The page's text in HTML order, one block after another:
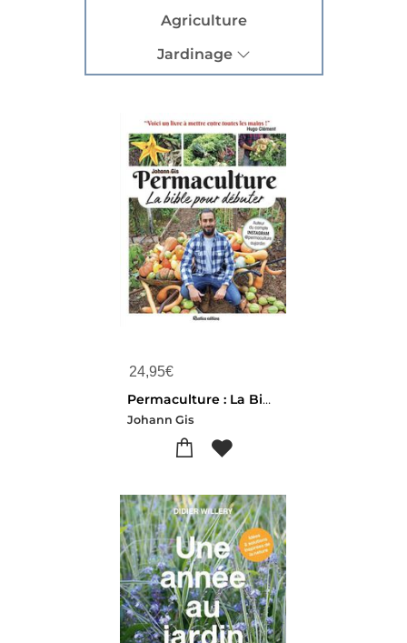
Agriculture
Jardinage
24,95€
Permaculture : La Bible Pour Debuter
Johann Gis